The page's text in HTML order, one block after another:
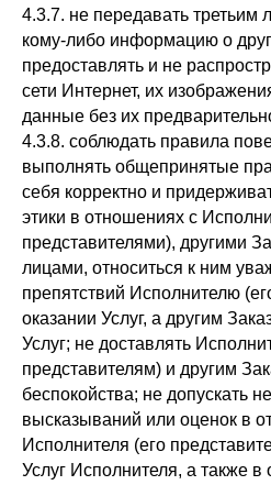
4.3.7. не передавать третьим
кому-либо информацию о
предоставлять и не
сети Интернет, их
данные без их
4.3.8. соблюдать правила
выполнять общепринятые
себя корректно и
этики в отношениях с
представителями), другими
лицами, относиться к ним
препятствий Исполнителю
оказании Услуг, а другим
Услуг; не доставлять
представителям) и другим
беспокойства; не допускать
высказываний или оценок в
Исполнителя (его
Услуг Исполнителя, а также в